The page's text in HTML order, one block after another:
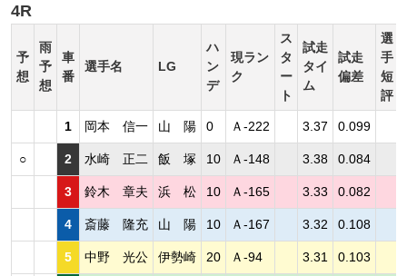
4R
予
想
雨
予
想
車
番
選手名 LG
ハ
ン
デ
現ラン
ク
ス
タ
ー
ト
試走
タイ
ム
試走
偏差
選
手
短
評
1 岡本 信一 山 陽 0 Ａ-222 3.37 0.099
○ 2 水崎 正二 飯 塚 10 Ａ-148 3.38 0.084
3 鈴木 章夫 浜 松 10 Ａ-165 3.33 0.082
4 斎藤 隆充 山 陽 10 Ａ-167 3.32 0.108
5 中野 光公 伊勢崎 20 Ａ-94 3.31 0.103